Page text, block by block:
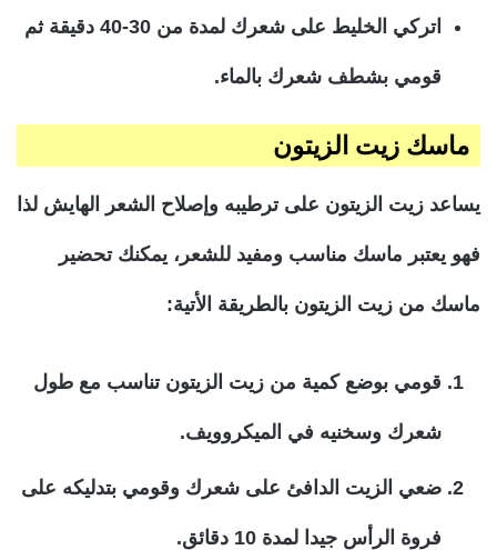
اتركي الخليط على شعرك لمدة من 30-40 دقيقة ثم
قومي بشطف شعرك بالماء.
ماسك زيت الزيتون
يساعد زيت الزيتون على ترطيبه وإصلاح الشعر الهايش لذا
فهو يعتبر ماسك مناسب ومفيد للشعر، يمكنك تحضير
ماسك من زيت الزيتون بالطريقة الأتية:
قومي بوضع كمية من زيت الزيتون تناسب مع طول
شعرك وسخنيه في الميكروويف.
ضعي الزيت الدافئ على شعرك وقومي بتدليكه على
فروة الرأس جيدا لمدة 10 دقائق.